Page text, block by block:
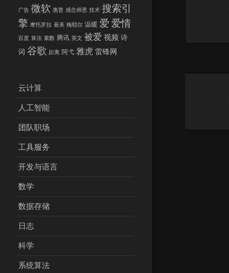
广告 微软 惠普 感念师恩 技术 搜索引
擎 摩托罗拉 最美 梅耶尔 温暖 爱爱情
百度 算法 素数 腾讯 英文 被爱 视频 诗
词 谷歌 距离 阿弋 雅虎 雷锋网
云计算
人工智能
团队职场
工具服务
开发与语言
数学
数据存储
日志
科学
系统算法